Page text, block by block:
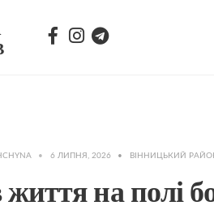
• 6 ЛИПНЯ, 2026 • ВІННИЦЬКИЙ
життя на полі